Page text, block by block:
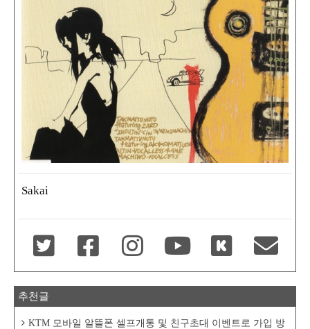
Sakai
추천글
KTM 모바일 알뜰폰 셀프개통 및 친구초대 이벤트로 가입 방